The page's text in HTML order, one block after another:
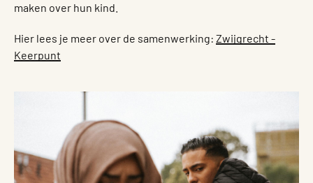
maken over hun kind.
Hier lees je meer over de samenwerking: Zwijgrecht -
Keerpunt